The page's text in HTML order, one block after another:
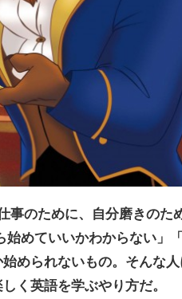
事のために、自分磨きのた
めていいかわからない」
められないもの。そんな
く英語を学ぶやり方だ。